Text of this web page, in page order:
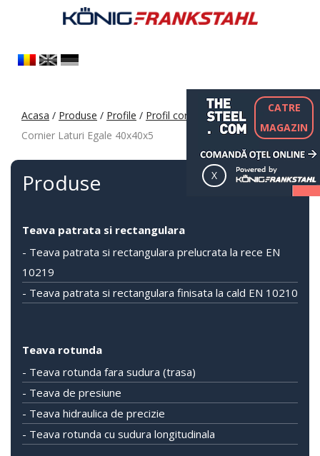
Acasa / Produse / Profile / Profil cornier S235 S355 S275/
Cornier Laturi Egale 40x40x5
Produse
Teava patrata si rectangulara
- Teava patrata si rectangulara prelucrata la rece EN
10219
- Teava patrata si rectangulara finisata la cald EN 10210
Teava rotunda
- Teava rotunda fara sudura (trasa)
- Teava de presiune
- Teava hidraulica de precizie
- Teava rotunda cu sudura longitudinala
CATRE
MAGAZIN